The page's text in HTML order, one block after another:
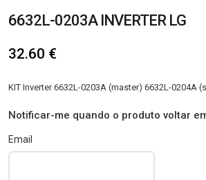
6632L-0203A INVERTER LG
32.60 €
KIT Inverter 6632L-0203A (master) 6632L-0204A
Notificar-me quando o produto voltar
Email